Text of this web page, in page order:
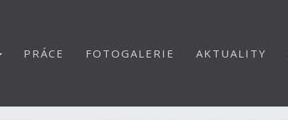
PRÁCE FOTOGALERIE AKTUALITY